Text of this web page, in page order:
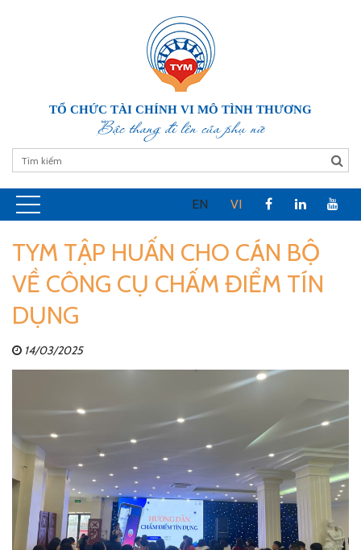
TỔ CHỨC TÀI CHÍNH VI MÔ TÌNH THƯƠNG
Bậc thang đi lên của phụ nữ
EN VI
TYM TẬP HUẤN CHO CÁN BỘ
VỀ CÔNG CỤ CHẤM ĐIỂM TÍN
DỤNG
14/03/2025